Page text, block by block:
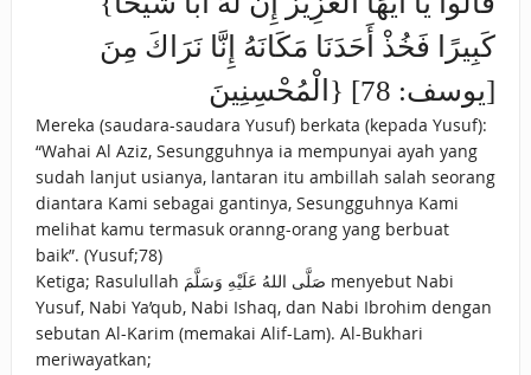
كَبِيرًا فَخُذْ أَحَدَنَا مَكَانَهُ إِنَّا نَرَاكَ مِنَ
الْمُحْسِنِينَ} [يوسف: 78]
Mereka (saudara-saudara Yusuf) berkata (kepada Yusuf):
“Wahai Al Aziz, Sesungguhnya ia mempunyai ayah yang
sudah lanjut usianya, lantaran itu ambillah salah seorang
diantara Kami sebagai gantinya, Sesungguhnya Kami
melihat kamu termasuk oranng-orang yang berbuat
baik”. (Yusuf;78)
Ketiga; Rasulullah صَلَّى اللهُ عَلَيْهِ وَسَلَّمَ menyebut Nabi
Yusuf, Nabi Ya’qub, Nabi Ishaq, dan Nabi Ibrohim dengan
sebutan Al-Karim (memakai Alif-Lam). Al-Bukhari
meriwayatkan;